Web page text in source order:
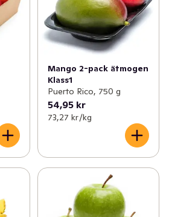
Mango 2-pack ätmogen
Klass1
Puerto Rico, 750 g
54,95 kr
73,27 kr /kg